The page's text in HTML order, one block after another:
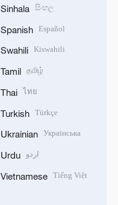
Sinhala සිංහල
Spanish Español
Swahili Kiswahili
Tamil தமிழ்
Thai ไทย
Turkish Türkçe
Ukrainian Українська
Urdu اردو
Vietnamese Tiếng Việt